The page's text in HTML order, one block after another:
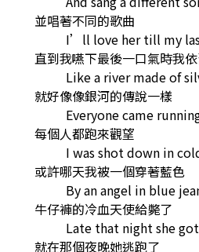
並唱著不同的歌曲
I’ll love her till my
直到我嚥下最後一口氣時我
Like a river made of
就好像像銀河的傳說一樣
Everyone came
每個人都跑來觀望
I was shot down in
或許哪天我被一個穿著藍色
By an angel in blue
牛仔褲的冷血天使給斃了
Late that night she
就在那個夜晚她逃跑了